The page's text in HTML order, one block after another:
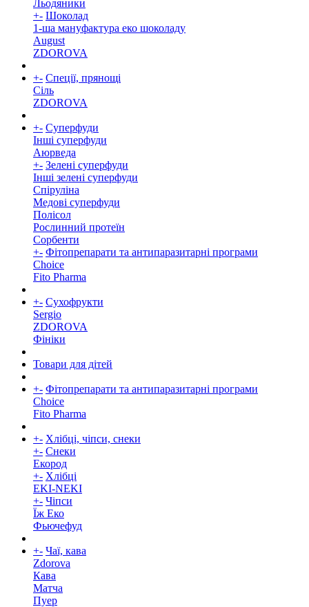
Льодяники
+- Шоколад
1-ша мануфактура еко шоколаду
August
ZDOROVA
+- Спеції, прянощі
Cіль
ZDOROVA
+- Суперфуди
Інші суперфуди
Аюрведа
+- Зелені суперфуди
Інші зелені суперфуди
Спіруліна
Медові суперфуди
Полісол
Рослинний протеїн
Сорбенти
+- Фітопрепарати та антипаразитарні програми
Choice
Fito Pharma
+- Сухофрукти
Sergio
ZDOROVA
Фініки
Товари для дітей
+- Фітопрепарати та антипаразитарні програми
Choice
Fito Pharma
+- Хлібці, чіпси, снеки
+- Снеки
Екород
+- Хлібці
EKI-NEKI
+- Чіпси
Їж Еко
Фьючефуд
+- Чаї, кава
Zdorova
Кава
Матча
Пуер